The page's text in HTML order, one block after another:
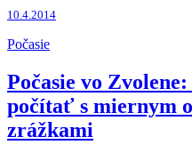
10.4.2014
Počasie
Počasie vo
počítať s miernym
zrážkami